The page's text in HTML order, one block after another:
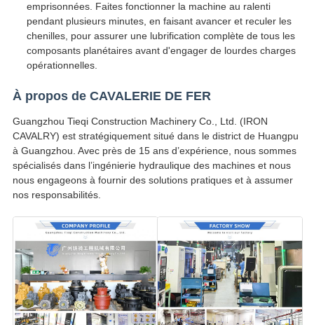
emprisonnées. Faites fonctionner la machine au ralenti
pendant plusieurs minutes, en faisant avancer et reculer les
chenilles, pour assurer une lubrification complète de tous les
composants planétaires avant d'engager de lourdes charges
opérationnelles.
À propos de CAVALERIE DE FER
Guangzhou Tieqi Construction Machinery Co., Ltd. (IRON
CAVALRY) est stratégiquement situé dans le district de Huangpu
à Guangzhou. Avec près de 15 ans d’expérience, nous sommes
spécialisés dans l’ingénierie hydraulique des machines et nous
nous engageons à fournir des solutions pratiques et à assumer
nos responsabilités.